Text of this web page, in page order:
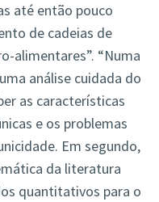
até então pouco
de cadeias de
alimentares”. “Numa
análise cuidada do
as características
e os problemas
Em segundo,
da literatura
quantitativos para o